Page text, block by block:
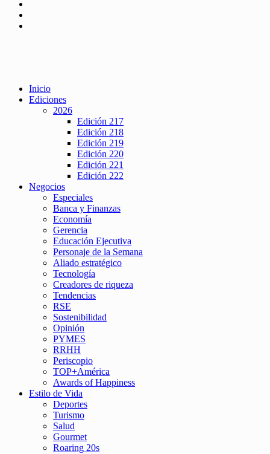
Inicio
Ediciones
2026
Edición 217
Edición 218
Edición 219
Edición 220
Edición 221
Edición 222
Negocios
Especiales
Banca y Finanzas
Economía
Gerencia
Educación Ejecutiva
Personaje de la Semana
Aliado estratégico
Tecnología
Creadores de riqueza
Tendencias
RSE
Sostenibilidad
Opinión
PYMES
RRHH
Periscopio
TOP+América
Awards of Happiness
Estilo de Vida
Deportes
Turismo
Salud
Gourmet
Roaring 20s